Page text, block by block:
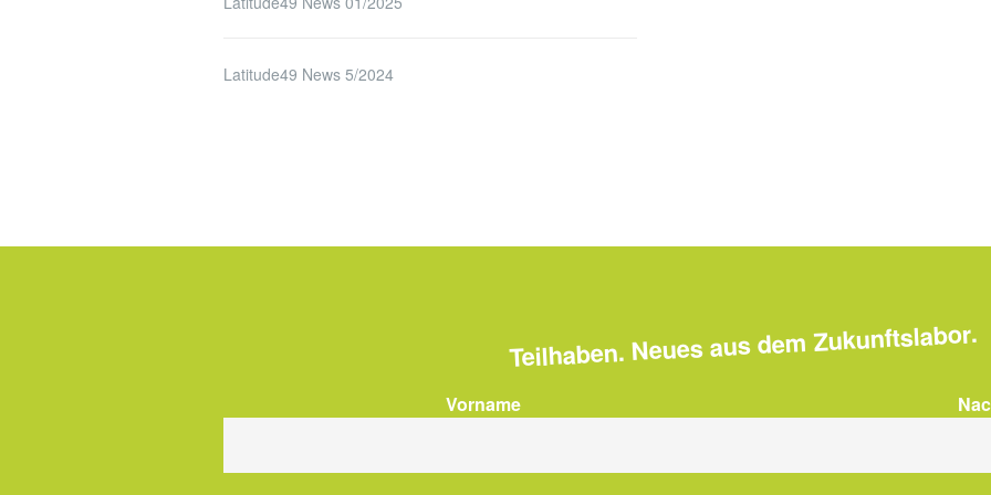
Latitude49 News 5/2024
Teilhaben. Neues aus dem Zukunftslabor.
Vorname